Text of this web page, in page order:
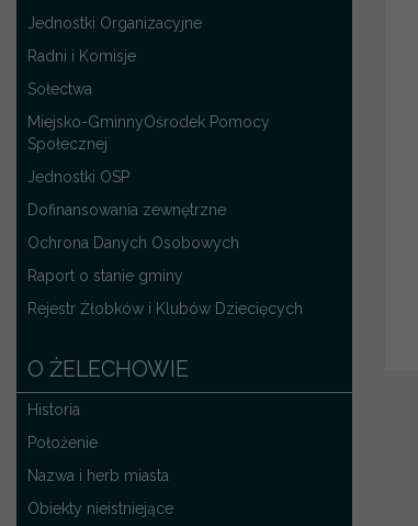
Jednostki Organizacyjne
Radni i Komisje
Sołectwa
Miejsko-GminnyOśrodek Pomocy
Społecznej
Jednostki OSP
Dofinansowania zewnętrzne
Ochrona Danych Osobowych
Raport o stanie gminy
Rejestr Żłobków i Klubów Dziecięcych
O ŻELECHOWIE
Historia
Położenie
Nazwa i herb miasta
Obiekty nieistniejące